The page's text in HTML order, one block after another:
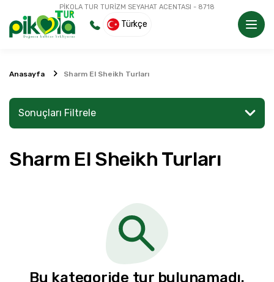
PİKOLA TUR TURİZM SEYAHAT ACENTASI - 8718
Türkçe
Anasayfa Sharm El Sheikh Turları
Sonuçları Filtrele
Bir yer veya aktivite arayın
Keşfet
Sharm El Sheikh Turları
Bu kategoride tur bulunamadı.